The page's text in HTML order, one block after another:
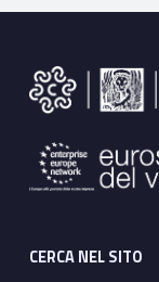
CERCA NEL SITO